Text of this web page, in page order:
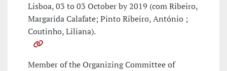
Lisboa, 03 to 03 October by 2019 (com Ribeiro,
Margarida Calafate; Pinto Ribeiro, António ;
Coutinho, Liliana).
Member of the Organizing Committee of